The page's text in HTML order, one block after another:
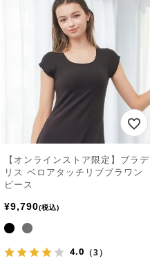
【オンラインストア限定】ブラデ
リス ベロアタッチリブブラワン
ピース
¥9,790 税込
4.0 （3）